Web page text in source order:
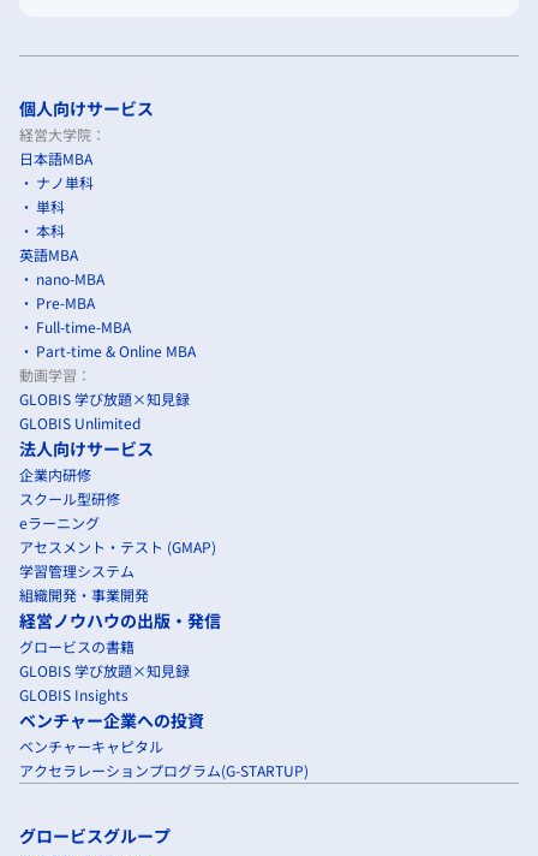
個人向けサービス
経営大学院：
日本語MBA
ナノ単科
単科
本科
英語MBA
nano-MBA
Pre-MBA
Full-time-MBA
Part-time & Online MBA
動画学習：
GLOBIS 学び放題×知見録
GLOBIS Unlimited
法人向けサービス
企業内研修
スクール型研修
eラーニング
アセスメント・テスト (GMAP)
学習管理システム
組織開発・事業開発
経営ノウハウの出版・発信
グロービスの書籍
GLOBIS 学び放題×知見録
GLOBIS Insights
ベンチャー企業への投資
ベンチャーキャピタル
アクセラレーションプログラム(G-STARTUP)
グロービスグループ